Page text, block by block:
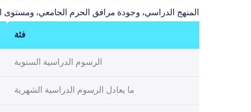
المنهج الدراسي، وجودة مرافق الحرم الجامعي،
فئة
الرسوم الدراسية السنوية
ما يعادل الرسوم الدراسية الشهرية